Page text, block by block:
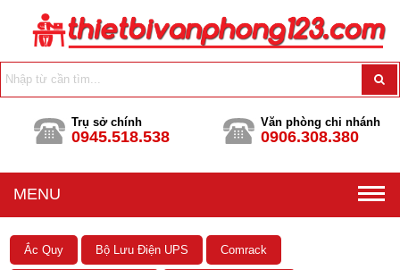
Trụ sở chính
0945.518.538
Văn phòng chi nhánh
0906.308.380
MENU
Ắc Quy Bộ Lưu Điện UPS Comrack